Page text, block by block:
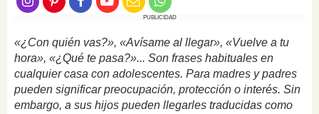
PUBLICIDAD
«¿Con quién vas?», «Avísame al llegar», «Vuelve a tu
hora», «¿Qué te pasa?»... Son frases habituales en
cualquier casa con adolescentes. Para madres y padres
pueden significar preocupación, protección o interés. Sin
embargo, a sus hijos pueden llegarles traducidas como